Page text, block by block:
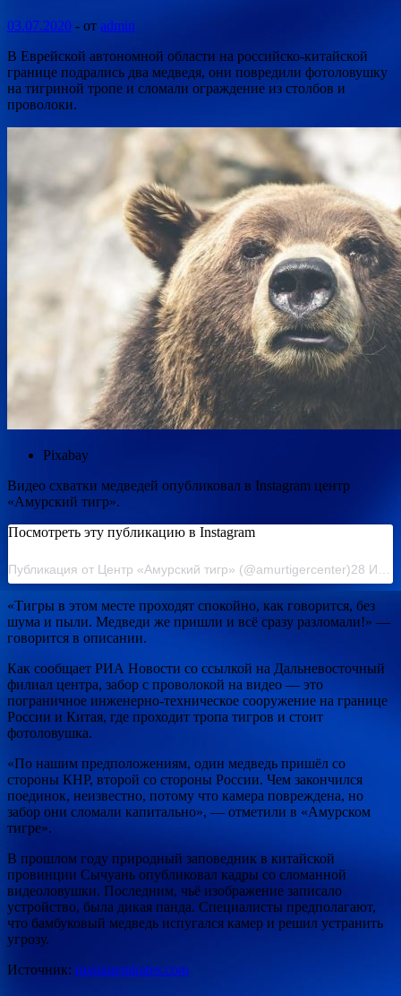
03.07.2020 - от admin
В Еврейской автономной области на российско-китайской
границе подрались два медведя, они повредили фотоловушку
на тигриной тропе и сломали ограждение из столбов и
проволоки.
Pixabay
Видео схватки медведей опубликовал в Instagram центр
«Амурский тигр».
Посмотреть эту публикацию в Instagram
«Тигры в этом месте проходят спокойно, как говорится, без
шума и пыли. Медведи же пришли и всё сразу разломали!» —
говорится в описании.
Как сообщает РИА Новости со ссылкой на Дальневосточный
филиал центра, забор с проволокой на видео — это
пограничное инженерно-техническое сооружение на границе
России и Китая, где проходит тропа тигров и стоит
фотоловушка.
«По нашим предположениям, один медведь пришёл со
стороны КНР, второй со стороны России. Чем закончился
поединок, неизвестно, потому что камера повреждена, но
забор они сломали капитально», — отметили в «Амурском
тигре».
В прошлом году природный заповедник в китайской
провинции Сычуань опубликовал кадры со сломанной
видеоловушки. Последним, чьё изображение записало
устройство, была дикая панда. Специалисты предполагают,
что бамбуковый медведь испугался камер и решил устранить
угрозу.
Источник: russianemirates.com